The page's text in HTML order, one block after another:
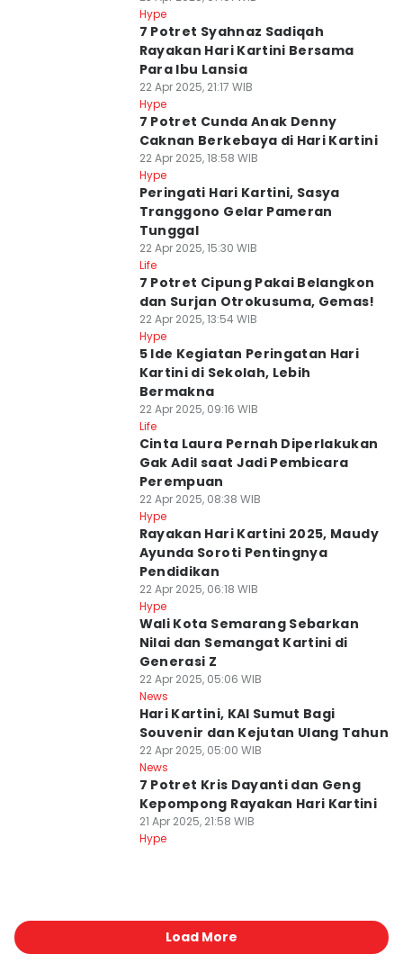
Hype
7 Potret Syahnaz Sadiqah
Rayakan Hari Kartini Bersama
Para Ibu Lansia
22 Apr 2025, 21:17 WIB
Hype
7 Potret Cunda Anak Denny
Caknan Berkebaya di Hari Kartini
22 Apr 2025, 18:58 WIB
Hype
Peringati Hari Kartini, Sasya
Tranggono Gelar Pameran
Tunggal
22 Apr 2025, 15:30 WIB
Life
7 Potret Cipung Pakai Belangkon
dan Surjan Otrokusuma, Gemas!
22 Apr 2025, 13:54 WIB
Hype
5 Ide Kegiatan Peringatan Hari
Kartini di Sekolah, Lebih
Bermakna
22 Apr 2025, 09:16 WIB
Life
Cinta Laura Pernah Diperlakukan
Gak Adil saat Jadi Pembicara
Perempuan
22 Apr 2025, 08:38 WIB
Hype
Rayakan Hari Kartini 2025, Maudy
Ayunda Soroti Pentingnya
Pendidikan
22 Apr 2025, 06:18 WIB
Hype
Wali Kota Semarang Sebarkan
Nilai dan Semangat Kartini di
Generasi Z
22 Apr 2025, 05:06 WIB
News
Hari Kartini, KAI Sumut Bagi
Souvenir dan Kejutan Ulang Tahun
22 Apr 2025, 05:00 WIB
News
7 Potret Kris Dayanti dan Geng
Kepompong Rayakan Hari Kartini
21 Apr 2025, 21:58 WIB
Hype
Load More